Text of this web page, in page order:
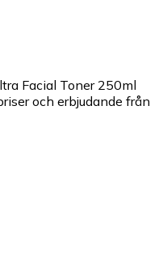
Facial Toner 250ml
och erbjudande från